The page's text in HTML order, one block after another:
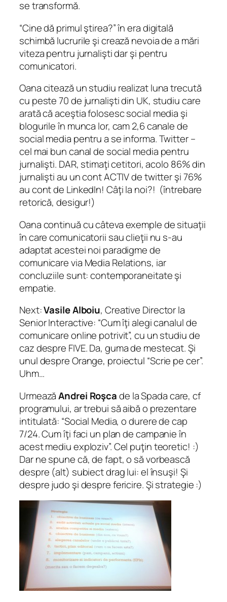
se transformă.
“Cine dă primul ştirea?” în era digitală
schimbă lucrurile şi crează nevoia de a mări
viteza pentru jurnalişti dar şi pentru
comunicatori.
Oana citează un studiu realizat luna trecută
cu peste 70 de jurnalişti din UK, studiu care
arată că aceştia folosesc social media şi
blogurile în munca lor, cam 2,6 canale de
social media pentru a se informa. Twitter –
cel mai bun canal de social media pentru
jurnalişti. DAR, stimaţi cetitori, acolo 86% din
jurnalişti au un cont ACTIV de twitter şi 76%
au cont de LinkedIn! Câţi la noi?! (întrebare
retorică, desigur!)
Oana continuă cu câteva exemple de situaţii
în care comunicatorii sau clieţii nu s-au
adaptat acestei noi paradigme de
comunicare via Media Relations, iar
concluziile sunt: contemporaneitate şi
empatie.
Next:Vasile Alboiu, Creative Director la
Senior Interactive: “Cum îţi alegi canalul de
comunicare online potrivit”, cu un studiu de
caz despre FIVE. Da, guma de mestecat. Şi
unul despre Orange, proiectul “Scrie pe cer”.
Uhm…
UrmeazăAndrei Roşcade la Spada care, cf
programului, ar trebui să aibă o prezentare
intitulată: “Social Media, o durere de cap
7/24. Cum îţi faci un plan de campanie în
acest mediu exploziv”. Cel puţin teoretic! :)
Dar ne spune că, de fapt, o să vorbească
despre (alt) subiect drag lui: el însuşi! Şi
despre judo şi despre fericire. Şi strategie :)